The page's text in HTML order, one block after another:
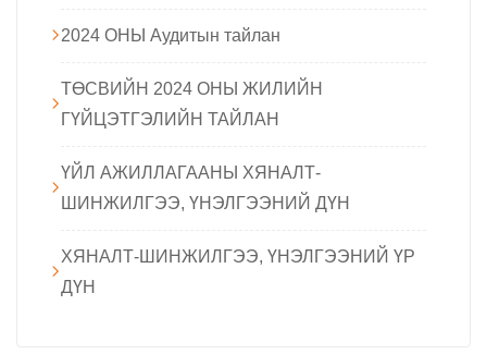
2024 ОНЫ Аудитын тайлан
ТӨСВИЙН 2024 ОНЫ ЖИЛИЙН
ГҮЙЦЭТГЭЛИЙН ТАЙЛАН
ҮЙЛ АЖИЛЛАГААНЫ ХЯНАЛТ-
ШИНЖИЛГЭЭ, ҮНЭЛГЭЭНИЙ ДҮН
ХЯНАЛТ-ШИНЖИЛГЭЭ, ҮНЭЛГЭЭНИЙ ҮР
ДҮН